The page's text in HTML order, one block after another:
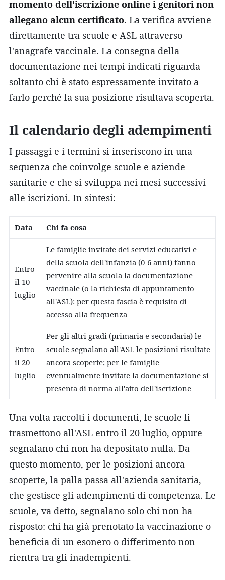
momento dell'iscrizione online i genitori non
allegano alcun certificato. La verifica avviene
direttamente tra scuole e ASL attraverso
l'anagrafe vaccinale. La consegna della
documentazione nei tempi indicati riguarda
soltanto chi è stato espressamente invitato a
farlo perché la sua posizione risultava scoperta.
Il calendario degli adempimenti
I passaggi e i termini si inseriscono in una
sequenza che coinvolge scuole e aziende
sanitarie e che si sviluppa nei mesi successivi
alle iscrizioni. In sintesi:
Data Chi fa cosa
Entro
il 10
luglio
Le famiglie invitate dei servizi educativi e
della scuola dell'infanzia (0-6 anni) fanno
pervenire alla scuola la documentazione
vaccinale (o la richiesta di appuntamento
all'ASL): per questa fascia è requisito di
accesso alla frequenza
Entro
il 20
luglio
Per gli altri gradi (primaria e secondaria) le
scuole segnalano all'ASL le posizioni risultate
ancora scoperte; per le famiglie
eventualmente invitate la documentazione si
presenta di norma all'atto dell'iscrizione
Una volta raccolti i documenti, le scuole li
trasmettono all'ASL entro il 20 luglio, oppure
segnalano chi non ha depositato nulla. Da
questo momento, per le posizioni ancora
scoperte, la palla passa all'azienda sanitaria,
che gestisce gli adempimenti di competenza. Le
scuole, va detto, segnalano solo chi non ha
risposto: chi ha già prenotato la vaccinazione o
beneficia di un esonero o differimento non
rientra tra gli inadempienti.